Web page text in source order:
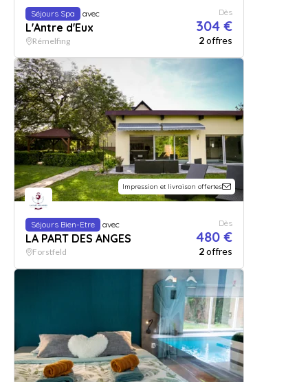
Séjours Spa avec
L'Antre d'Eux
Dès
304 €
Rémelfing 2offres
Impression et livraison offertes
Séjours Bien-Etre avec
LA PART DES ANGES
Dès
480 €
Forstfeld 2offres